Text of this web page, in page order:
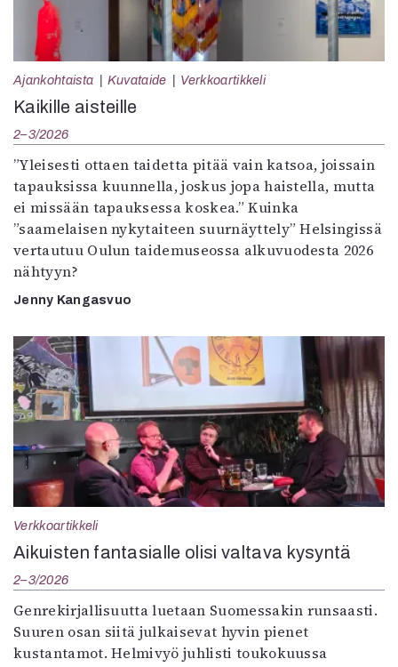
Ajankohtaista Kuvataide Verkkoartikkeli
Kaikille aisteille
2–3/2026
”Yleisesti ottaen taidetta pitää vain katsoa, joissain
tapauksissa kuunnella, joskus jopa haistella, mutta
ei missään tapauksessa koskea.” Kuinka
”saamelaisen nykytaiteen suurnäyttely” Helsingissä
vertautuu Oulun taidemuseossa alkuvuodesta 2026
nähtyyn?
Jenny Kangasvuo
Verkkoartikkeli
Aikuisten fantasialle olisi valtava kysyntä
2–3/2026
Genrekirjallisuutta luetaan Suomessakin runsaasti.
Suuren osan siitä julkaisevat hyvin pienet
kustantamot. Helmivyö juhlisti toukokuussa